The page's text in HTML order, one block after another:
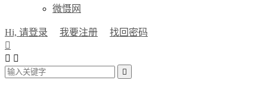
微慑网
Hi, 请登录 我要注册
找回密码

 
